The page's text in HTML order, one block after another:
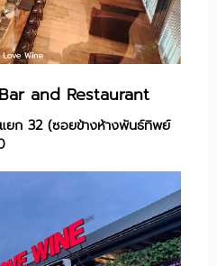
and Restaurant
ก 32 (ซอยข้างห้างพันธ์ทิพย์